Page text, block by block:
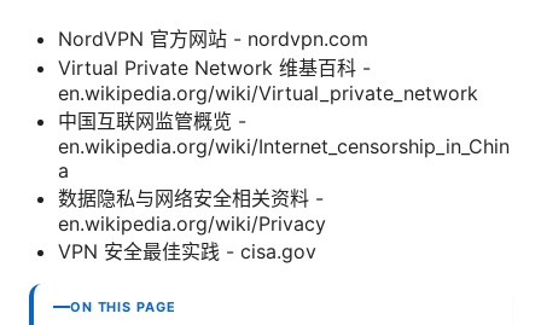
NordVPN 官方网站 - nordvpn.com
Virtual Private Network 维基百科 -
en.wikipedia.org/wiki/Virtual_private_network
中国互联网监管概览 -
en.wikipedia.org/wiki/Internet_censorship_in_Chin
a
数据隐私与网络安全相关资料 -
en.wikipedia.org/wiki/Privacy
VPN 安全最佳实践 - cisa.gov
ON THIS PAGE